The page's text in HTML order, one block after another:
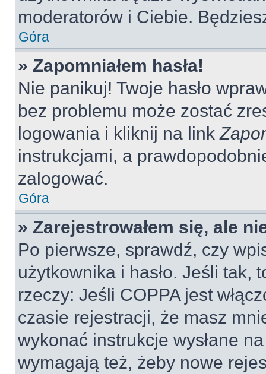
moderatorów i Ciebie.
Góra
» Zapomniałem hasła!
Nie panikuj! Twoje hasło
bez problemu może zostać
logowania i kliknij na link
instrukcjami, a
zalogować.
Góra
» Zarejestrowałem się, ale
Po pierwsze, sprawdź, czy
użytkownika i hasło. Jeśli tak,
rzeczy: Jeśli COPPA jest
czasie rejestracji, że masz
wykonać instrukcje wysłane
wymagają też, żeby nowe